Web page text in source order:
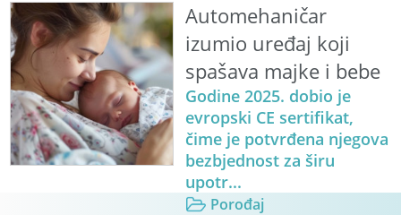
Automehaničar
izumio uređaj koji
spašava majke i bebe
Godine 2025. dobio je
evropski CE sertifikat,
čime je potvrđena njegova
bezbjednost za širu
upotr...
Porođaj